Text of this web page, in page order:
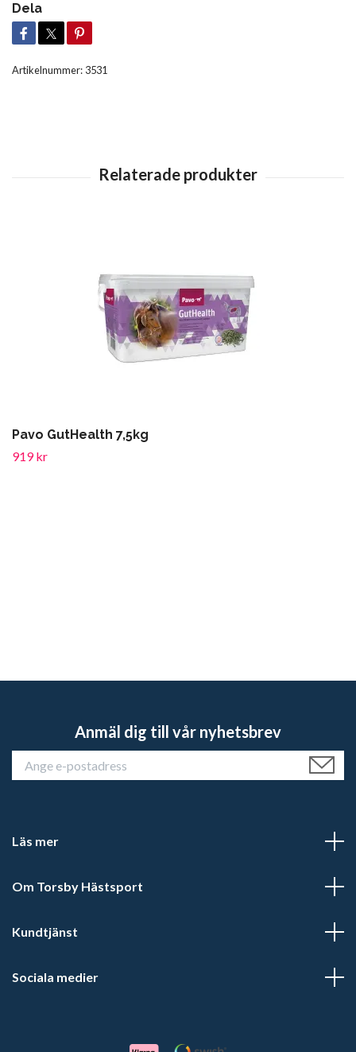
Dela
Artikelnummer: 3531
Pavo GutHealth 7,5kg
919 kr
Anmäl dig till vår nyhetsbrev
Läs mer
Om Torsby Hästsport
Kundtjänst
Sociala medier